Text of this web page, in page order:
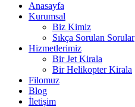
Anasayfa
Kurumsal
Biz Kimiz
Sıkça Sorulan Sorular
Hizmetlerimiz
Bir Jet Kirala
Bir Helikopter Kirala
Filomuz
Blog
İletişim